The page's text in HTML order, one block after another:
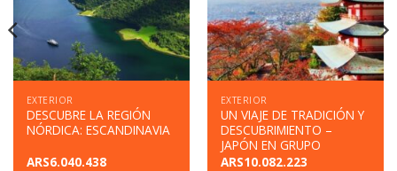
EXTERIOR
DESCUBRE LA REGIÓN
NÓRDICA: ESCANDINAVIA
ARS6.040.438
EXTERIOR
UN VIAJE DE TRADICIÓN Y
DESCUBRIMIENTO –
JAPÓN EN GRUPO
ARS10.082.223